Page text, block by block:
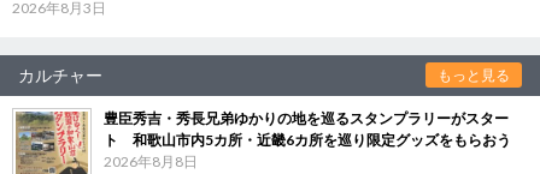
2026年8月3日
カルチャー もっと見る
豊臣秀吉・秀長兄弟ゆかりの地を巡るスタンプラリーがスター
ト 和歌山市内5カ所・近畿6カ所を巡り限定グッズをもらおう
2026年8月8日